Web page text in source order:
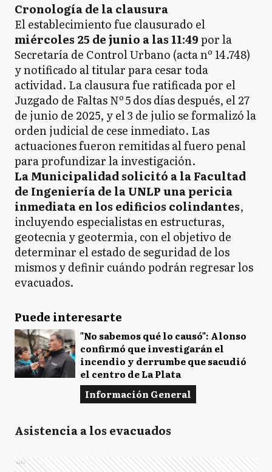
Cronología de la clausura
El establecimiento fue clausurado el
miércoles 25 de junio a las 11:49por la
Secretaría de Control Urbano (acta nº 14.748)
y notificado al titular para cesar toda
actividad. La clausura fue ratificada por el
Juzgado de Faltas Nº 5 dos días después, el 27
de junio de 2025, y el 3 de julio se formalizó la
orden judicial de cese inmediato. Las
actuaciones fueron remitidas al fuero penal
para profundizar la investigación.
La Municipalidad solicitó a la Facultad
de Ingeniería de la UNLP una pericia
inmediata en los edificios colindantes,
incluyendo especialistas en estructuras,
geotecnia y geotermia, con el objetivo de
determinar el estado de seguridad de los
mismos y definir cuándo podrán regresar los
evacuados.
Puede interesarte
"No sabemos qué lo causó": Alonso
confirmó que investigarán el
incendio y derrumbe que sacudió
el centro de La Plata
Información General
Asistencia a los evacuados
Ads